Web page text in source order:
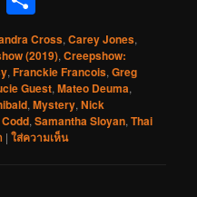
Cross,Carey Jones,
(2019),Creepshow:
,Franckie Francois,Greg
Guest,Mateo Deuma,
,Mystery,Nick
,Samantha Sloyan,Thai
|ใส่ความเห็น